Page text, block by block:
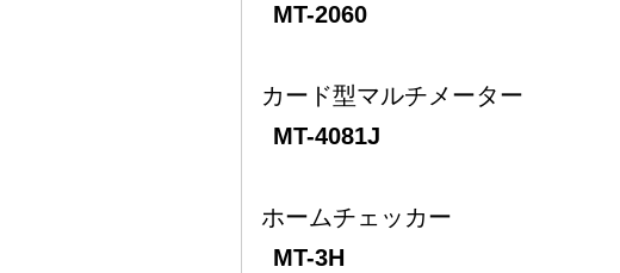
MT-2060
カード型マルチメーター
MT-4081J
ホームチェッカー
MT-3H